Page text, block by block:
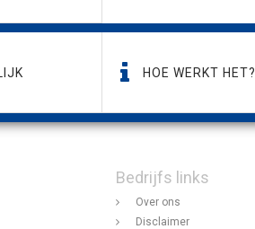
HOE WERKT HET?
Bedrijfs links
Over ons
Disclaimer